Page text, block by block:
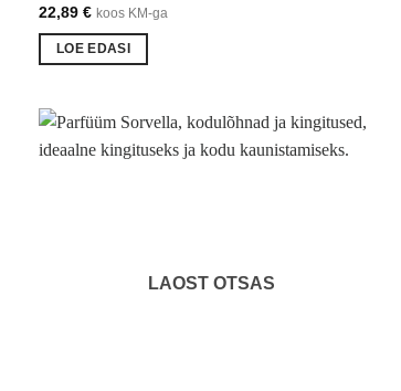
22,89€ koos KM-ga
LOE EDASI
LAOST OTSAS